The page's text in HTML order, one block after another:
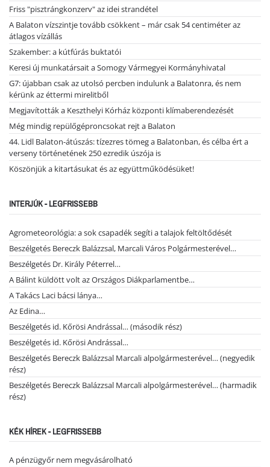
Friss "pisztrángkonzerv" az idei strandétel
A Balaton vízszintje tovább csökkent – már csak 54 centiméter az
átlagos vízállás
Szakember: a kútfúrás buktatói
Keresi új munkatársait a Somogy Vármegyei Kormányhivatal
G7: újabban csak az utolsó percben indulunk a Balatonra, és nem
kérünk az éttermi mirelitből
Megjavították a Keszthelyi Kórház központi klímaberendezését
Még mindig repülőgéproncsokat rejt a Balaton
44. Lidl Balaton-átúszás: tízezres tömeg a Balatonban, és célba ért a
verseny történetének 250 ezredik úszója is
Köszönjük a kitartásukat és az együttműködésüket!
INTERJÚK - LEGFRISSEBB
Agrometeorológia: a sok csapadék segíti a talajok feltöltődését
Beszélgetés Bereczk Balázzsal, Marcali Város Polgármesterével…
Beszélgetés Dr. Király Péterrel…
A Bálint küldött volt az Országos Diákparlamentbe…
A Takács Laci bácsi lánya…
Az Edina…
Beszélgetés id. Kőrösi Andrással… (második rész)
Beszélgetés id. Kőrösi Andrással…
Beszélgetés Bereczk Balázzsal Marcali alpolgármesterével… (negyedik
rész)
Beszélgetés Bereczk Balázzsal Marcali alpolgármesterével… (harmadik
rész)
KÉK HÍREK - LEGFRISSEBB
A pénzügyőr nem megvásárolható